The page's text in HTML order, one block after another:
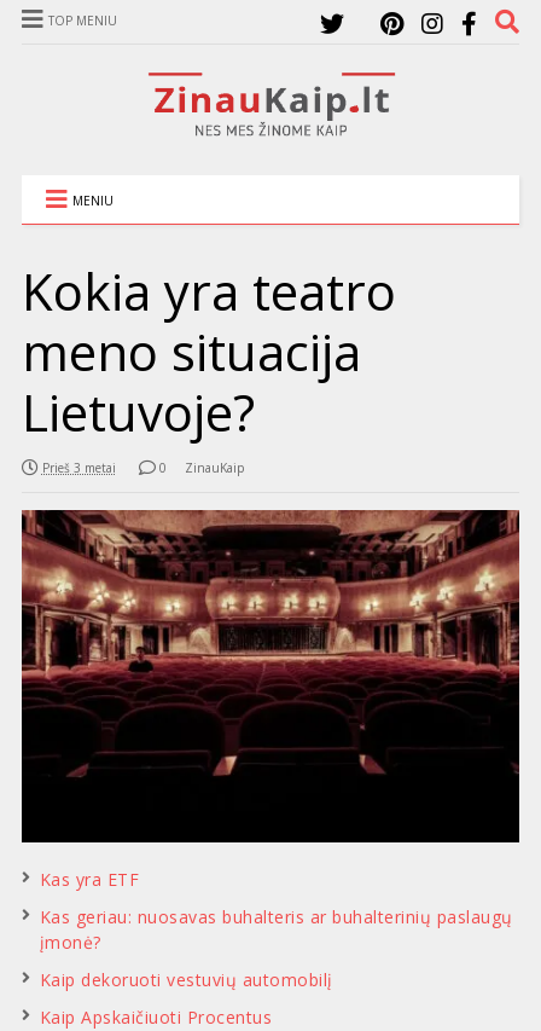
TOP MENIU
MENIU
Kokia yra teatro
meno situacija
Lietuvoje?
Prieš 3 metai 0 ZinauKaip
Kas yra ETF
Kas geriau: nuosavas buhalteris ar buhalterinių paslaugų
įmonė?
Kaip dekoruoti vestuvių automobilį
Kaip Apskaičiuoti Procentus